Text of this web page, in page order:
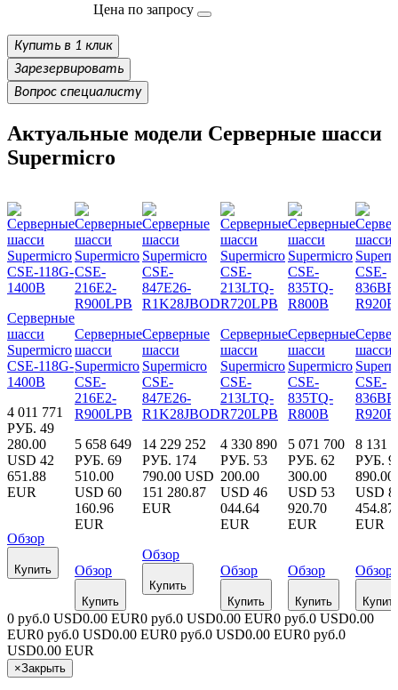
Цена по запросу
Купить в 1 клик
Зарезервировать
Вопрос специалисту
Актуальные модели Серверные шасси
Supermicro
Серверные
шасси
Supermicro
CSE-118G-
1400B
4 011 771
РУБ. 49
280.00
USD 42
651.88
EUR
Обзор
Купить
Серверные
шасси
Supermicro
CSE-
216E2-
R900LPB
5 658 649
РУБ. 69
510.00
USD 60
160.96
EUR
Обзор
Купить
Серверные
шасси
Supermicro
CSE-
847E26-
R1K28JBOD
14 229 252
РУБ. 174
790.00 USD
151 280.87
EUR
Обзор
Купить
Серверные
шасси
Supermicro
CSE-
213LTQ-
R720LPB
4 330 890
РУБ. 53
200.00
USD 46
044.64
EUR
Обзор
Купить
Серверные
шасси
Supermicro
CSE-
835TQ-
R800B
5 071 700
РУБ. 62
300.00
USD 53
920.70
EUR
Обзор
Купить
шасси
CSE-
R920B
8 131
РУБ.
890.00
USD
454.87
EUR
Обзор
0 руб.0 USD0.00 EUR0 руб.0 USD0.00 EUR0 руб.0 USD0.00
EUR0 руб.0 USD0.00 EUR0 руб.0 USD0.00 EUR0 руб.0
USD0.00 EUR
×Закрыть